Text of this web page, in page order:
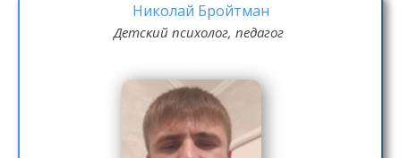
Николай Бройтман
Детский психолог, педагог